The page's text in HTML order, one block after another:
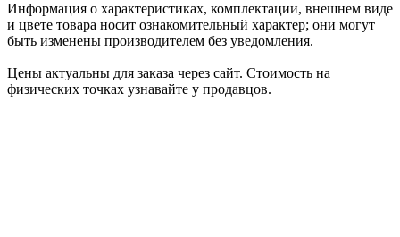
Информация о характеристиках, комплектации, внешнем виде
и цвете товара носит ознакомительный характер; они могут
быть изменены производителем без уведомления.
Цены актуальны для заказа через сайт. Стоимость на
физических точках узнавайте у продавцов.